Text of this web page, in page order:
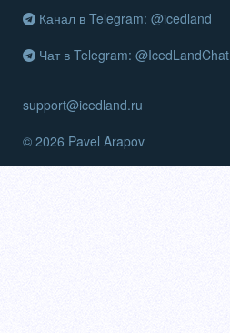
Канал в Telegram: @icedland
Чат в Telegram: @IcedLandChat
support@icedland.ru
© 2026 Pavel Arapov